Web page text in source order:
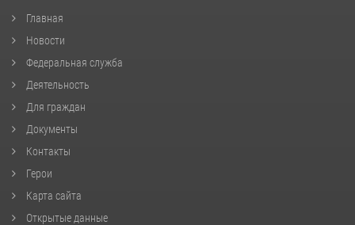
Главная
Новости
Федеральная служба
Деятельность
Для граждан
Документы
Контакты
Герои
Карта сайта
Открытые данные